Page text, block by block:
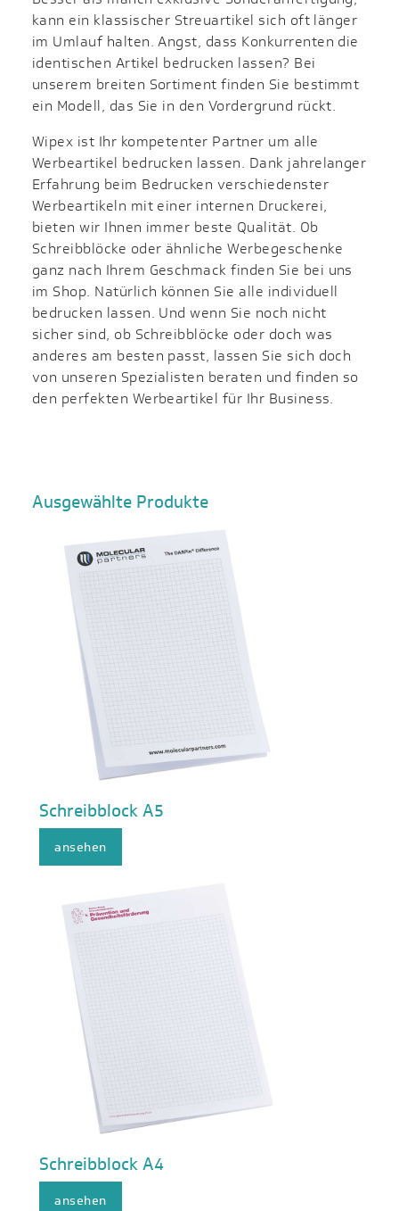
kann ein klassischer Streuartikel sich oft länger
im Umlauf halten. Angst, dass Konkurrenten die
identischen Artikel bedrucken lassen? Bei
unserem breiten Sortiment finden Sie bestimmt
ein Modell, das Sie in den Vordergrund rückt.
Wipex ist Ihr kompetenter Partner um alle
Werbeartikel bedrucken lassen. Dank jahrelanger
Erfahrung beim Bedrucken verschiedenster
Werbeartikeln mit einer internen Druckerei,
bieten wir Ihnen immer beste Qualität. Ob
Schreibblöcke oder ähnliche Werbegeschenke
ganz nach Ihrem Geschmack finden Sie bei uns
im Shop. Natürlich können Sie alle individuell
bedrucken lassen. Und wenn Sie noch nicht
sicher sind, ob Schreibblöcke oder doch was
anderes am besten passt, lassen Sie sich doch
von unseren Spezialisten beraten und finden so
den perfekten Werbeartikel für Ihr Business.
Ausgewählte Produkte
Schreibblock A5
ansehen
Schreibblock A4
ansehen